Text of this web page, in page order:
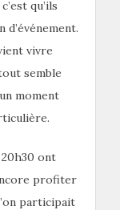
qu’ils
vivre
semble
moment
ont
profiter
participait